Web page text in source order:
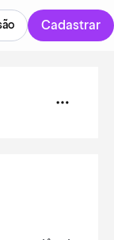
Cadastrar